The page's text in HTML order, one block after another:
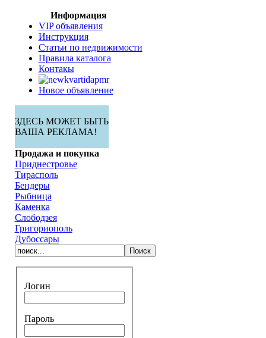
Информация
VIP объявления
Инструкция
Статьи по недвижимости
Правила каталога
Контакы
Новое объявление
ЗДЕСЬ МОЖЕТ БЫТЬ
ВАША РЕКЛАМА!
Продажа и покупка
Приднестровье
Тирасполь
Бендеры
Рыбница
Каменка
Слободзея
Григориополь
Дубоссары
Логин
Пароль